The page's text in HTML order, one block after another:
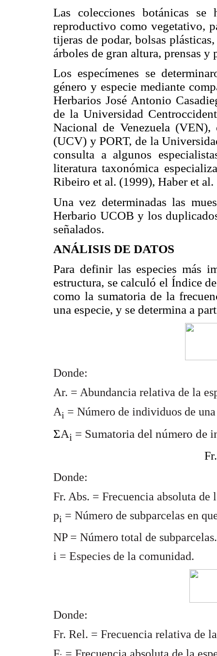
Las colecciones botánicas
reproductivo como vegetativo,
tijeras de podar, bolsas
árboles de gran altura, prensas y
Los especímenes se
género y especie mediante
Herbarios José Antonio
de la Universidad
Nacional de Venezuela
(UCV) y PORT, de la
consulta a algunos
literatura taxonómica
Ribeiro et al. (1999), Haber et
Una vez determinadas las
Herbario UCOB y los
señalados.
ANÁLISIS DE DATOS
Para definir las especies más
estructura, se calculó el Índice
como la sumatoria de la
una especie, y se determina a
Donde:
Ar. = Abundancia relativa de la
Ai = Número de individuos de
ΣAi = Sumatoria del número de
Donde:
Fr. Abs. = Frecuencia absoluta de
pi = Número de subparcelas en
NP = Número total de subparcelas.
i = Especies de la comunidad.
Donde:
Fr. Rel. = Frecuencia relativa de
F = Frecuencia absoluta de la